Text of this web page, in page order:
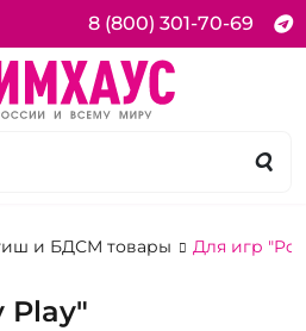
8 (800) 301-70-69
и БДСМ товары Для игр
Play"